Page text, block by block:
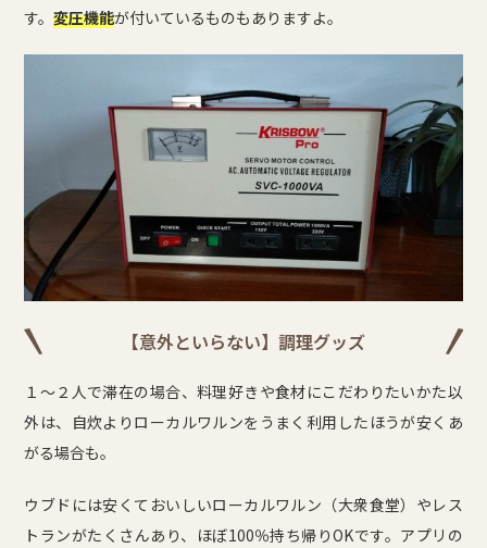
す。変圧機能が付いているものもありますよ。
【意外といらない】調理グッズ
１～２人で滞在の場合、料理好きや食材にこだわりたいかた以
外は、自炊よりローカルワルンをうまく利用したほうが安くあ
がる場合も。
ウブドには安くておいしいローカルワルン（大衆食堂）やレス
トランがたくさんあり、ほぼ100％持ち帰りOKです。アプリの